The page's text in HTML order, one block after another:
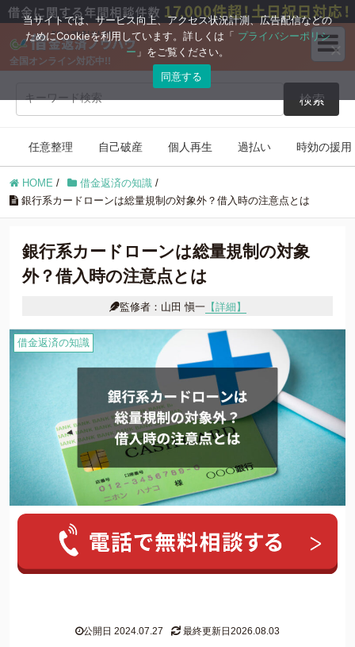
全国オンライン対応中!!
検索
ブログコンテンツ
任意整理
時効の援用 住宅ローン
借金返済の知識
グリーン司法書士法人について
任意整理 自己破産 個人再生 過払い 時効の援用
HOME / 借金返済の知識 /
銀行系カードローンは総量規制の対象外？借入時の注意点とは
銀行系カードローンは総量規制の対象
外？借入時の注意点とは
監修者：山田 愼一【詳細】
借金返済の知識
公開日 2024.07.27 最終更新日2026.08.03
当サイトでは、サービス向上、アクセス状況計測、広告配信などの
ためにCookieを利用しています。詳しくは「 プライバシーポリシ
ー 」をご覧ください。
同意する